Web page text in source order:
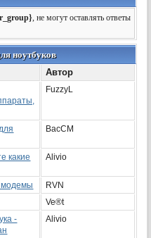
, не могут оставлять ответы
ноутбуков
Автор
FuzzyL
BacCM
какие
Alivio
модемы
RVN
Ve®t
-
Alivio